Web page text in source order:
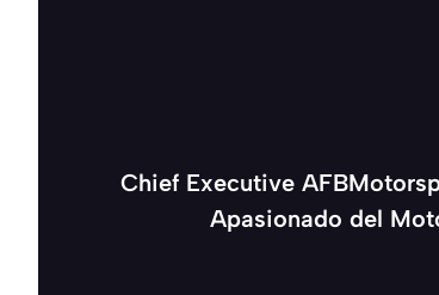
Chief Executive
Apasionado del